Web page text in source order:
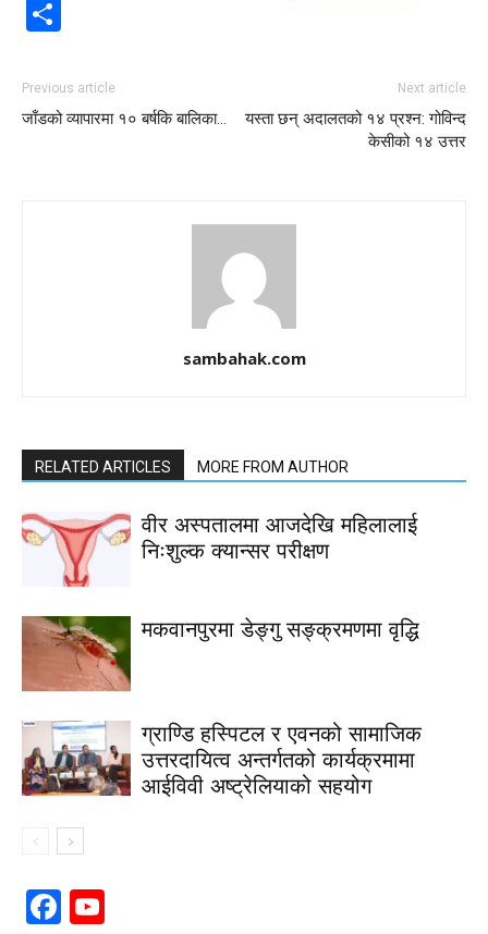
Previous article
जाँडको व्यापारमा १० बर्षकि बालिका…
Next article
यस्ता छन् अदालतको १४ प्रश्न: गोविन्द
केसीको १४ उत्तर
sambahak.com
RELATED ARTICLES MORE FROM AUTHOR
वीर अस्पतालमा आजदेखि महिलालाई
निःशुल्क क्यान्सर परीक्षण
मकवानपुरमा डेङ्गु सङ्क्रमणमा वृद्धि
ग्राण्डि हस्पिटल र एवनको सामाजिक
उत्तरदायित्व अन्तर्गतको कार्यक्रमामा
आईविवी अष्ट्रेलियाको सहयोग
Facebook